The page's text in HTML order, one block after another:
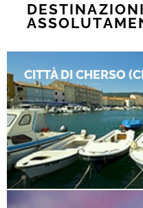
DESTINAZIONI
CITTÀ DI CHERSO
CITTÀ DI CHERSO
La località più